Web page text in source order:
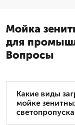
Мойка
для
Вопросы
Какие виды
мойке